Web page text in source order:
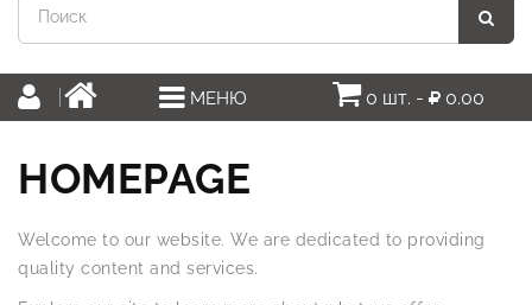
МЕНЮ 0 шт. - 0.00
HOMEPAGE
Welcome to our website. We are dedicated to providing
quality content and services.